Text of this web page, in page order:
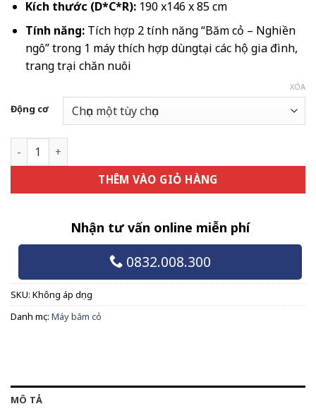
Kích thước (D*C*R):190 x146 x 85 cm
Tính năng:Tích hợp 2 tính năng “Băm cỏ – Nghiền
ngô” trong 1 máy thích hợp dùngtại các hộ gia đình,
trang trại chăn nuôi
Động cơ
XÓA
Máy băm cỏ nghiền G250 số lượng
THÊM VÀO GIỎ HÀNG
Nhận tư vấn online miễn phí
0832.008.300
SKU: Không áp dụng
Danh mục: Máy băm cỏ
MÔ TẢ